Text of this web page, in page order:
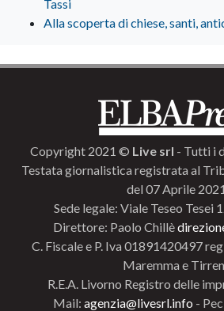
Tassi
Alla scoperta di chiese, santi,
Copyright 2021 © Live srl - Tutti i
Testata giornalistica registrata al
del 07 Aprile
Sede legale: Viale Teseo Tesei
Direttore: Paolo Chillè
C. Fiscale e P. Iva 01891420497
Maremma e
R.E.A. Livorno Registro delle
Mail: agenzia@livesrl.info -